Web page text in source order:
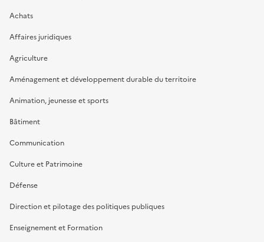
Achats
Affaires juridiques
Agriculture
Aménagement et développement durable du territoire
Animation, jeunesse et sports
Bâtiment
Communication
Culture et Patrimoine
Défense
Direction et pilotage des politiques publiques
Enseignement et Formation